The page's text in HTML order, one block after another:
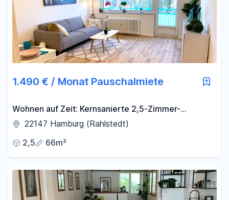
1.490 € / Monat Pauschalmiete
Wohnen auf Zeit: Kernsanierte 2,5-Zimmer-
Wohnung mit Südwest-Balkon in Rahlstedt
22147 Hamburg (Rahlstedt)
2,5
66m²